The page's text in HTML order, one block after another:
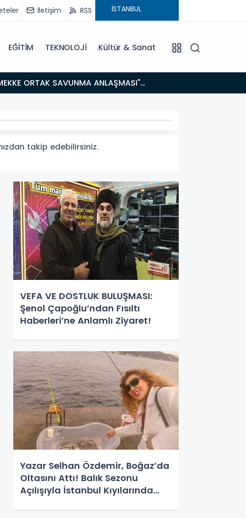
İletişim RSS
EĞİTİM TEKNOLOJİ Kültür & Sanat
Uyanacağız"
takip edebilirsiniz.
VEFA VE DOSTLUK BULUŞMASI:
Şenol Çapoğlu’ndan Fısıltı
Haberleri’ne Anlamlı Ziyaret!
Yazar Selhan Özdemir, Boğaz’da
Oltasını Attı! Balık Sezonu
Açılışıyla İstanbul Kıyılarında